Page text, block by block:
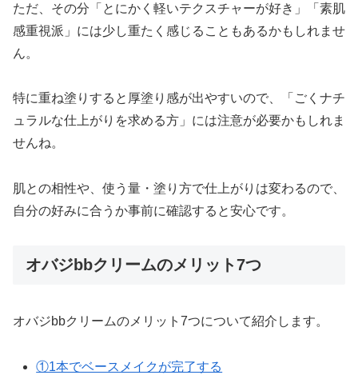
ただ、その分「とにかく軽いテクスチャーが好き」「素肌
感重視派」には少し重たく感じることもあるかもしれませ
ん。
特に重ね塗りすると厚塗り感が出やすいので、「ごくナチ
ュラルな仕上がりを求める方」には注意が必要かもしれま
せんね。
肌との相性や、使う量・塗り方で仕上がりは変わるので、
自分の好みに合うか事前に確認すると安心です。
オバジbbクリームのメリット7つ
オバジbbクリームのメリット7つについて紹介します。
①1本でベースメイクが完了する